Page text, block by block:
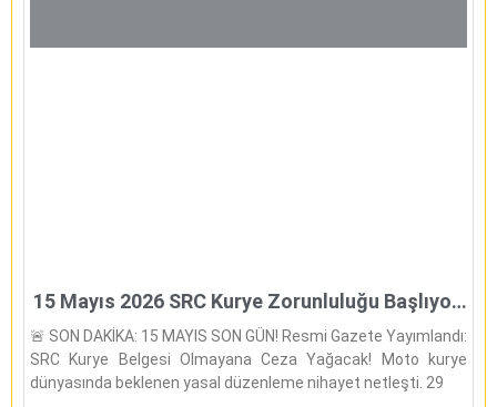
15 Mayıs 2026 SRC Kurye Zorunluluğu Başlıyor!
(Son Uyarı)
🚨 SON DAKİKA: 15 MAYIS SON GÜN! Resmi Gazete Yayımlandı:
SRC Kurye Belgesi Olmayana Ceza Yağacak! Moto kurye
dünyasında beklenen yasal düzenleme nihayet netleşti. 29